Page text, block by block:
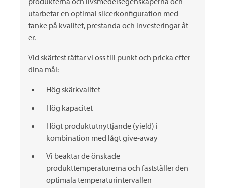
utarbetar en optimal slicerkonfiguration med
tanke på kvalitet, prestanda och investeringar åt
er.
Vid skärtest rättar vi oss till punkt och pricka efter
dina mål:
Hög skärkvalitet
Hög kapacitet
Högt produktutnyttjande (yield) i
kombination med lågt give-away
Vi beaktar de önskade
produkttemperaturerna och fastställer den
optimala temperaturintervallen